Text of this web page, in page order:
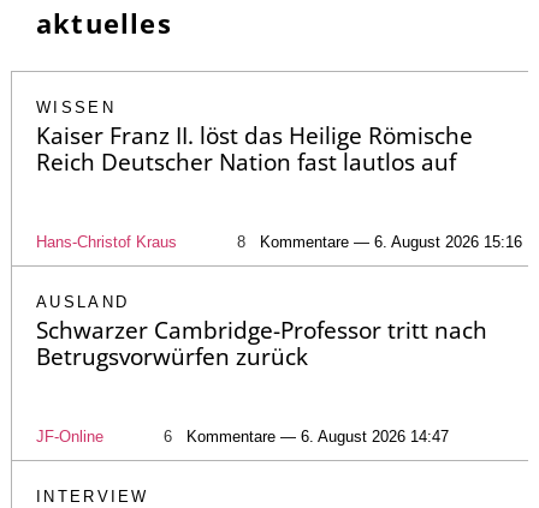
aktuelles
WISSEN
Kaiser Franz II. löst das Heilige Römische
Reich Deutscher Nation fast lautlos auf
Hans-Christof Kraus 8 Kommentare — 6. August 2026 15:16
AUSLAND
Schwarzer Cambridge-Professor tritt nach
Betrugsvorwürfen zurück
JF-Online 6 Kommentare — 6. August 2026 14:47
INTERVIEW